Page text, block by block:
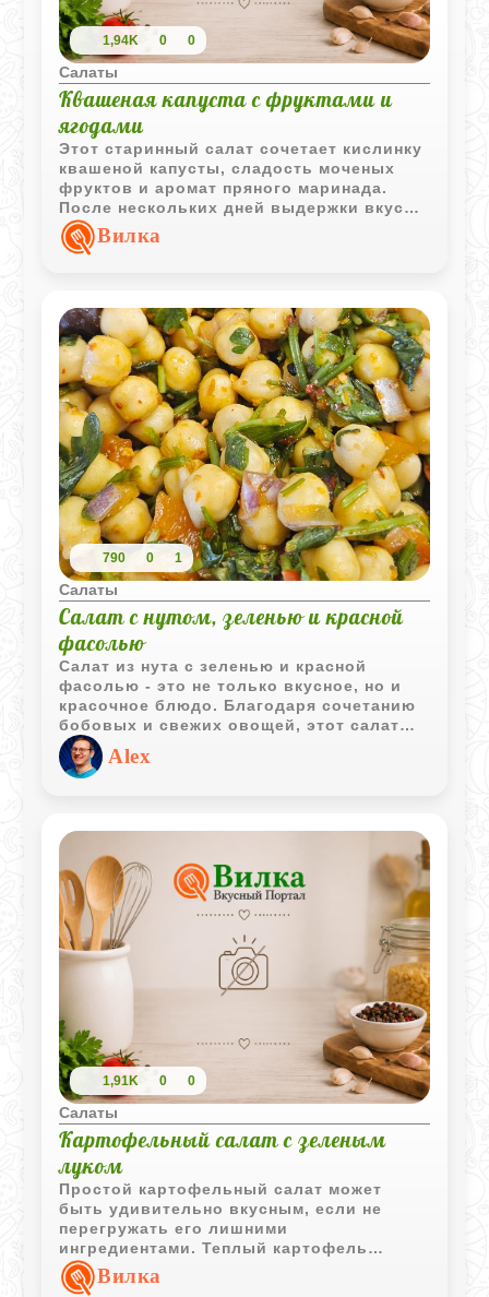
1,94K 0 0
Салаты
Квашеная капуста с фруктами и
ягодами
Этот старинный салат сочетает кислинку
квашеной капусты, сладость моченых
фруктов и аромат пряного маринада.
После нескольких дней выдержки вкус
становится особенно насыщенным, а
сама закуска отлично подходит к мясным
Вилка
790 0 1
Салаты
Салат с нутом, зеленью и красной
фасолью
Салат из нута с зеленью и красной
фасолью - это не только вкусное, но и
красочное блюдо. Благодаря сочетанию
бобовых и свежих овощей, этот салат
обладает богатым вкусом и текстурой. К
тому же, он является отличным
источником белка и клетчатки, что
Alex
1,91K 0 0
Салаты
Картофельный салат с зеленым
луком
Простой картофельный салат может
быть удивительно вкусным, если не
перегружать его лишними
ингредиентами. Теплый картофель
хорошо впитывает заправку, зеленый лук
добавляет свежесть, а черный перец
Вилка